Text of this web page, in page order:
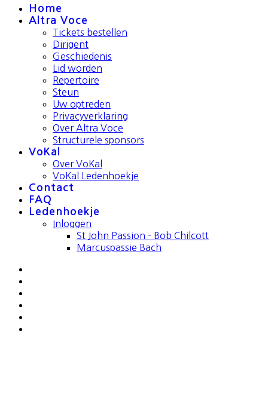
Home
Altra Voce
Tickets bestellen
Dirigent
Geschiedenis
Lid worden
Repertoire
Steun
Uw optreden
Privacyverklaring
Over Altra Voce
Structurele sponsors
VoKal
Over VoKal
VoKal Ledenhoekje
Contact
FAQ
Ledenhoekje
Inloggen
St John Passion - Bob Chilcott
Marcuspassie Bach